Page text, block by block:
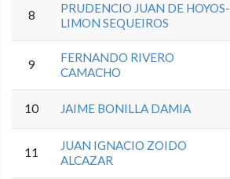
8
PRUDENCIO JUAN DE HOYOS-
LIMON SEQUEIROS
9
FERNANDO RIVERO
CAMACHO
10 JAIME BONILLA DAMIA
11
JUAN IGNACIO ZOIDO
ALCAZAR